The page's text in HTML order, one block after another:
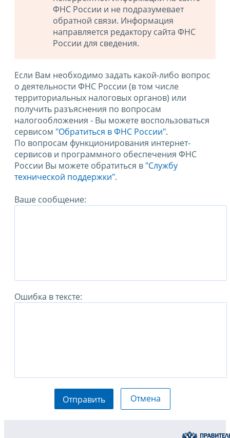
ФНС России и не подразумевает
обратной связи. Информация
направляется редактору сайта ФНС
России для сведения.
Если Вам необходимо задать какой-либо вопрос
о деятельности ФНС России (в том числе
территориальных налоговых органов) или
получить разъяснения по вопросам
налогообложения - Вы можете воспользоваться
сервисом "Обратиться в ФНС России".
По вопросам функционирования интернет-
сервисов и программного обеспечения ФНС
России Вы можете обратиться в "Службу
технической поддержки".
Ваше сообщение:
Ошибка в тексте:
Отправить Отмена